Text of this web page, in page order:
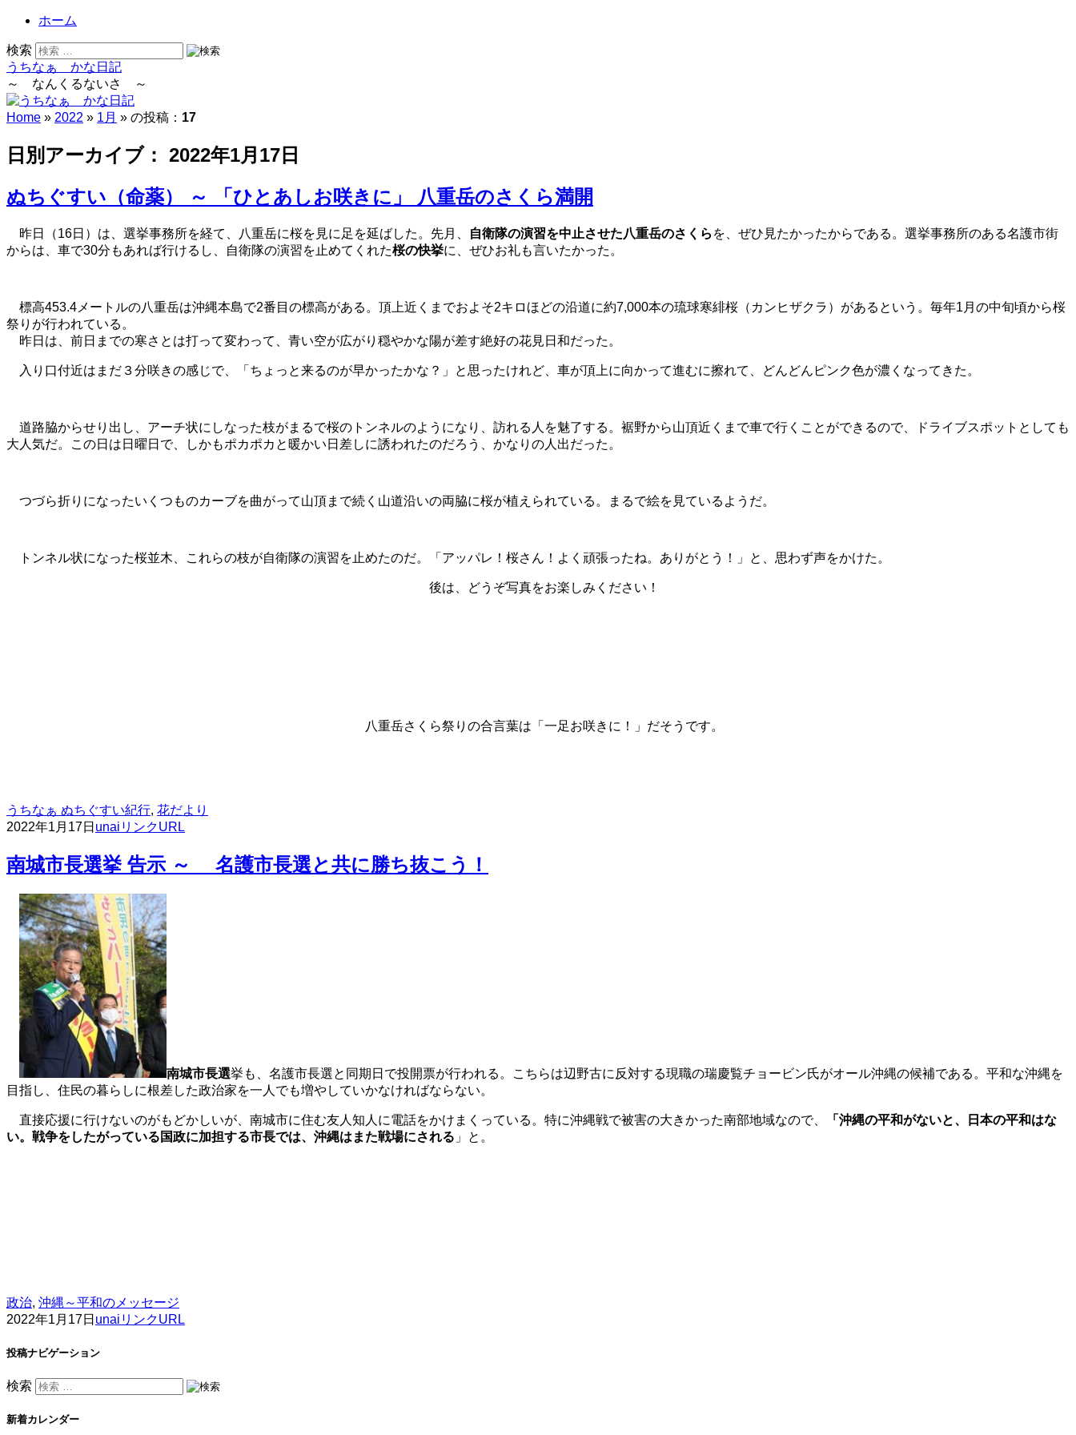
ホーム
検索
うちなぁ かな日記
～ なんくるないさ ～
Home » 2022 » 1月 » の投稿： 17
日別アーカイブ： 2022年1月17日
ぬちぐすい（命薬） ～ 「ひとあしお咲きに」 八重岳のさくら満開
昨日（16日）は、選挙事務所を経て、八重岳に桜を見に足を延ばした。先月、 自衛隊の演習を中止させた八重岳のさくら を、ぜひ見たかったからである。選挙事務所のある名護市街
からは、車で30分もあれば行けるし、自衛隊の演習を止めてくれた桜の快挙に、ぜひお礼も言いたかった。
標高453.4メートルの八重岳は沖縄本島で2番目の標高がある。頂上近くまでおよそ2キロほどの沿道に約7,000本の琉球寒緋桜（カンヒザクラ）があるという。毎年1月の中旬頃から桜
祭りが行われている。
昨日は、前日までの寒さとは打って変わって、青い空が広がり穏やかな陽が差す絶好の花見日和だった。
入り口付近はまだ３分咲きの感じで、「ちょっと来るのが早かったかな？」と思ったけれど、車が頂上に向かって進むに擦れて、どんどんピンク色が濃くなってきた。
道路脇からせり出し、アーチ状にしなった枝がまるで桜のトンネルのようになり、訪れる人を魅了する。裾野から山頂近くまで車で行くことができるので、ドライブスポットとしても
大人気だ。この日は日曜日で、しかもポカポカと暖かい日差しに誘われたのだろう、かなりの人出だった。
つづら折りになったいくつものカーブを曲がって山頂まで続く山道沿いの両脇に桜が植えられている。まるで絵を見ているようだ。
トンネル状になった桜並木、これらの枝が自衛隊の演習を止めたのだ。「アッパレ！桜さん！よく頑張ったね。ありがとう！」と、思わず声をかけた。
後は、どうぞ写真をお楽しみください！
八重岳さくら祭りの合言葉は「一足お咲きに！」だそうです。
うちなぁ ぬちぐすい紀行, 花だより
2022年1月17日 unai リンクURL
南城市長選挙 告示 ～ 名護市長選と共に勝ち抜こう！
南城市長選挙も、名護市長選と同期日で投開票が行われる。こちらは辺野古に反対する現職の瑞慶覧チョービン氏がオール沖縄の候補である。平和な沖縄を
目指し、住民の暮らしに根差した政治家を一人でも増やしていかなければならない。
直接応援に行けないのがもどかしいが、南城市に住む友人知人に電話をかけまくっている。特に沖縄戦で被害の大きかった南部地域なので、
「沖縄の平和がないと、日本の平和はな
い。戦争をしたがっている国政に加担する市長では、沖縄はまた戦場にされる 」と。
政治, 沖縄～平和のメッセージ
2022年1月17日 unai リンクURL
投稿ナビゲーション
検索
新着カレンダー